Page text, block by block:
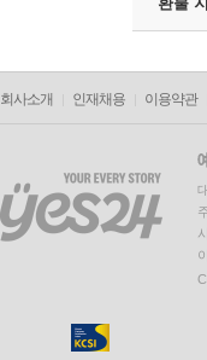
회사소개 인재채용 이용약관